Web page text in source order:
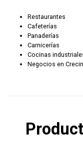
Restaurantes
Cafeterías
Panaderías
Carnicerías
Cocinas
Negocios en